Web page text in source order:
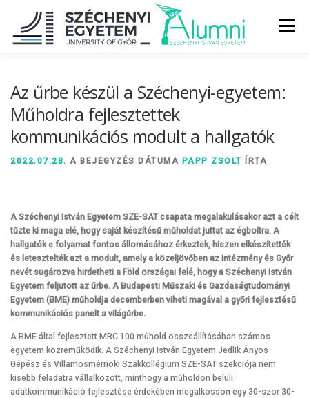
tartalomhoz
Menü
DIPLOMAÁTADÓ DIPLOMÁN TÚL
Az űrbe készül a Széchenyi-egyetem:
Műholdra fejlesztettek
kommunikációs modult a hallgatók
2022.07.28. A BEJEGYZÉS DÁTUMA PAPP ZSOLT ÍRTA
A Széchenyi István Egyetem SZE-SAT csapata megalakulásakor azt a célt
tűzte ki maga elé, hogy saját készítésű műholdat juttat az égboltra. A
hallgatók e folyamat fontos állomásához érkeztek, hiszen elkészítették
és letesztelték azt a modult, amely a közeljövőben az intézmény és Győr
nevét sugározva hirdetheti a Föld országai felé, hogy a Széchenyi István
Egyetem feljutott az űrbe. A Budapesti Műszaki és Gazdaságtudományi
Egyetem (BME) műholdja decemberben viheti magával a győri fejlesztésű
kommunikációs panelt a világűrbe.
A BME által fejlesztett MRC 100 műhold összeállításában számos
egyetem közreműködik. A Széchenyi István Egyetem Jedlik Ányos
Gépész és Villamosmérnöki Szakkollégium SZE-SAT szekciója nem
kisebb feladatra vállalkozott, minthogy a műholdon belüli
adatkommunikáció fejlesztése érdekében megalkosson egy 30-szor 30-